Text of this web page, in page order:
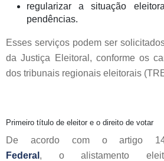
regularizar a situação
pendências.
Esses serviços podem ser
da Justiça Eleitoral, conforme os
dos tribunais regionais eleitorais
Primeiro título de eleitor e o direito de votar
De acordo com o artigo
Federal , o alistamento